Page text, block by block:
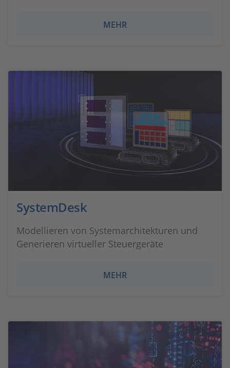
MEHR
SystemDesk
Modellieren von Systemarchitekturen und
Generieren virtueller Steuergeräte
MEHR